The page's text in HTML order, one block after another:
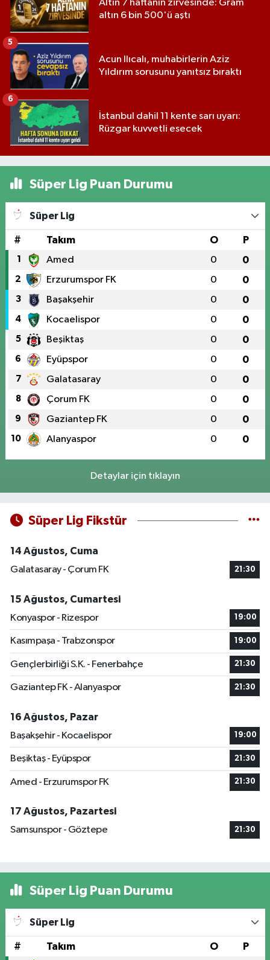
Altın 7 haftanın zirvesinde: Gram
altın 6 bin 500'ü aştı
Acun Ilıcalı, muhabirlerin Aziz
Yıldırım sorusunu yanıtsız bıraktı
5
İstanbul dahil 11 kente sarı uyarı:
Rüzgar kuvvetli esecek
6
Süper Lig Puan Durumu
Süper Lig
# Takım O P
1 Amed 0 0
2 Erzurumspor FK 0 0
3 Başakşehir 0 0
4 Kocaelispor 0 0
5 Beşiktaş 0 0
6 Eyüpspor 0 0
7 Galatasaray 0 0
8 Çorum FK 0 0
9 Gaziantep FK 0 0
10 Alanyaspor 0 0
Detaylar için tıklayın
Süper Lig Fikstür
14 Ağustos, Cuma
Galatasaray - Çorum FK
21:30
15 Ağustos, Cumartesi
Konyaspor - Rizespor
19:00
Kasımpaşa - Trabzonspor 19:00
Gençlerbirliği S.K. - Fenerbahçe 21:30
Gaziantep FK - Alanyaspor 21:30
16 Ağustos, Pazar
Başakşehir - Kocaelispor
19:00
Beşiktaş - Eyüpspor 21:30
Amed - Erzurumspor FK 21:30
17 Ağustos, Pazartesi
Samsunspor - Göztepe
21:30
Süper Lig Puan Durumu
Süper Lig
# Takım O P